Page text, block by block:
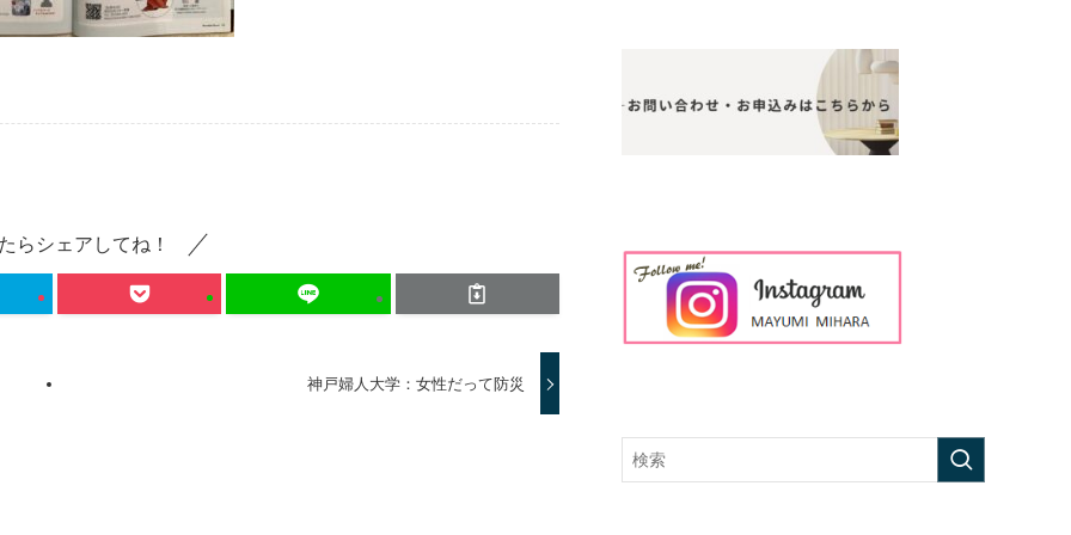
らシェアしてね！
神戸婦人大学：女性だって防災